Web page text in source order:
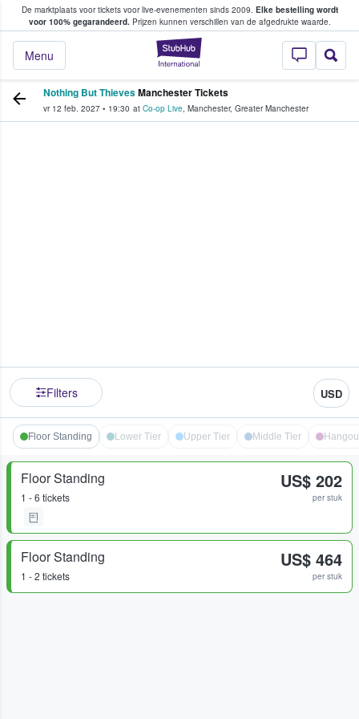
De marktplaats voor tickets voor live-evenementen sinds 2009. Elke bestelling wordt
voor 100% gegarandeerd.Prijzen kunnen verschillen van de afgedrukte waarde.
StubHub: waar
Menu
tickets kopen en verkopen
Nothing But ThievesManchester Tickets
vr 12 feb. 2027 • 19:30 at Co-op Live, Manchester, Greater Manchester
Filters USD
Floor Standing Lower Tier Upper Tier Middle Tier
Floor Standing
1 - 6 tickets
US$ 202
per stuk
Floor Standing
1 - 2 tickets
US$ 464
per stuk